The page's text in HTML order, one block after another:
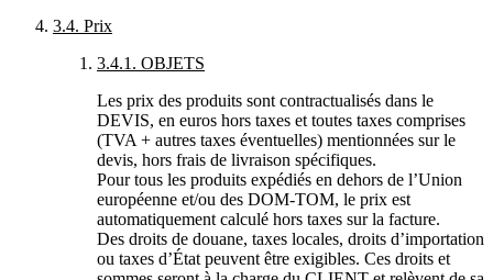
3.4. Prix
3.4.1. OBJETS
Les prix des produits sont contractualisés dans le
DEVIS, en euros hors taxes et toutes taxes comprises
(TVA + autres taxes éventuelles) mentionnées sur le
devis, hors frais de livraison spécifiques.
Pour tous les produits expédiés en dehors de l’Union
européenne et/ou des DOM-TOM, le prix est
automatiquement calculé hors taxes sur la facture.
Des droits de douane, taxes locales, droits d’importation
ou taxes d’État peuvent être exigibles. Ces droits et